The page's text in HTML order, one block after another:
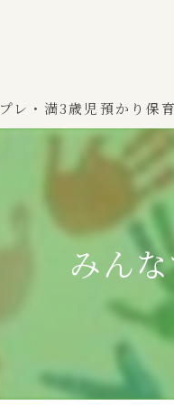
プレ・満3歳児
わかば（0～2歳児）
ひよこぐみ（1〜2歳児）
ふたばぐみ(満3歳児)
預かり保育
みん